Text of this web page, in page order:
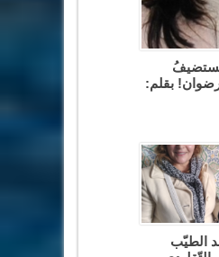
يستضيفُ
رضوان! بقلم:
الطيّب